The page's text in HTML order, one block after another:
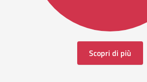
Scopri di più